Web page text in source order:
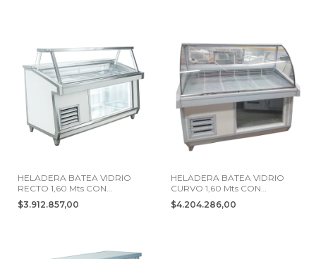
HELADERA BATEA VIDRIO
RECTO 1,60 Mts CON
DEPOSITO 2 PTS
$3.912.857,00
HELADERA BATEA VIDRIO
CURVO 1,60 Mts CON
DEPOSITO 2 PTS
$4.204.286,00